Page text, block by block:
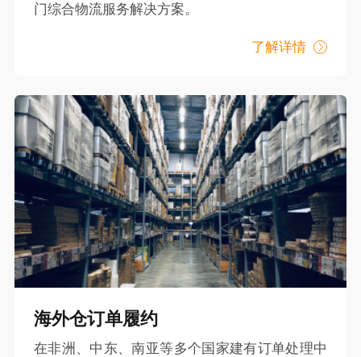
门综合物流服务解决方案。
了解详情
海外仓订单履约
在非洲、中东、南亚等多个国家建有订单处理中